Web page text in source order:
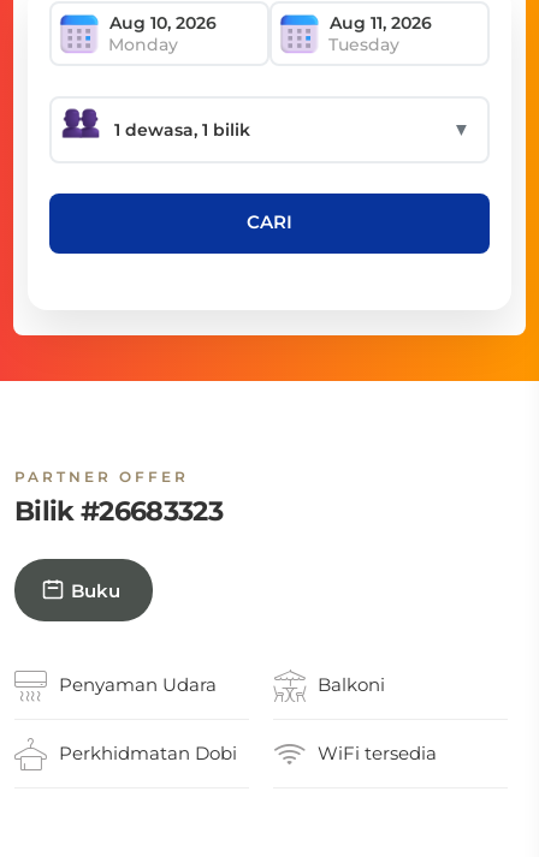
Monday Tuesday
▼
CARI
PARTNER OFFER
Bilik #26683323
Buku
Penyaman Udara Balkoni
Perkhidmatan Dobi WiFi tersedia